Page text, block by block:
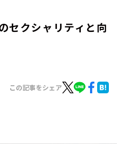
セクシャリティと向
この記事をシェア